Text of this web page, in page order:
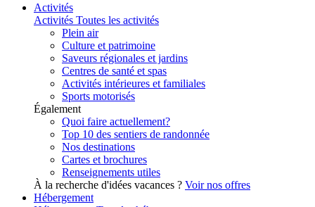
Activités
Activités Toutes les activités
Plein air
Culture et patrimoine
Saveurs régionales et jardins
Centres de santé et spas
Activités intérieures et familiales
Sports motorisés
Également
Quoi faire actuellement?
Top 10 des sentiers de randonnée
Nos destinations
Cartes et brochures
Renseignements utiles
À la recherche d'idées vacances ? Voir nos offres
Hébergement